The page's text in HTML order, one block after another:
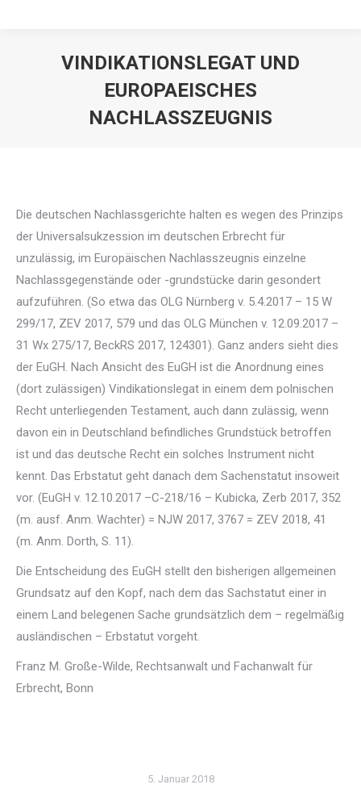
VINDIKATIONSLEGAT UND
EUROPAEISCHES
NACHLASSZEUGNIS
Die deutschen Nachlassgerichte halten es wegen des Prinzips
der Universalsukzession im deutschen Erbrecht für
unzulässig, im Europäischen Nachlasszeugnis einzelne
Nachlassgegenstände oder -grundstücke darin gesondert
aufzuführen. (So etwa das OLG Nürnberg v. 5.4.2017 – 15 W
299/17, ZEV 2017, 579 und das OLG München v. 12.09.2017 –
31 Wx 275/17, BeckRS 2017, 124301). Ganz anders sieht dies
der EuGH. Nach Ansicht des EuGH ist die Anordnung eines
(dort zulässigen) Vindikationslegat in einem dem polnischen
Recht unterliegenden Testament, auch dann zulässig, wenn
davon ein in Deutschland befindliches Grundstück betroffen
ist und das deutsche Recht ein solches Instrument nicht
kennt. Das Erbstatut geht danach dem Sachenstatut insoweit
vor. (EuGH v. 12.10.2017 –C-218/16 – Kubicka, Zerb 2017, 352
(m. ausf. Anm. Wachter) = NJW 2017, 3767 = ZEV 2018, 41
(m. Anm. Dorth, S. 11).
Die Entscheidung des EuGH stellt den bisherigen allgemeinen
Grundsatz auf den Kopf, nach dem das Sachstatut einer in
einem Land belegenen Sache grundsätzlich dem – regelmäßig
ausländischen – Erbstatut vorgeht.
Franz M. Große-Wilde, Rechtsanwalt und Fachanwalt für
Erbrecht, Bonn
5. Januar 2018